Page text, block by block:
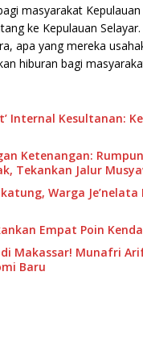
masyarakat
ke Kepulauan
apa yang mereka
hiburan bagi
Internal Kesultanan:
Ketenangan:
Tekankan Jalur
Warga Je’nelata
Empat Poin
Makassar! Munafri
Baru